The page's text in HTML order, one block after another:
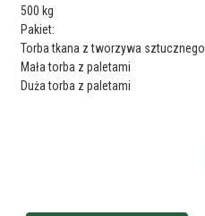
500 kg
Pakiet:
Torba tkana z tworzywa sztucznego
Mała torba z paletami
Duża torba z paletami